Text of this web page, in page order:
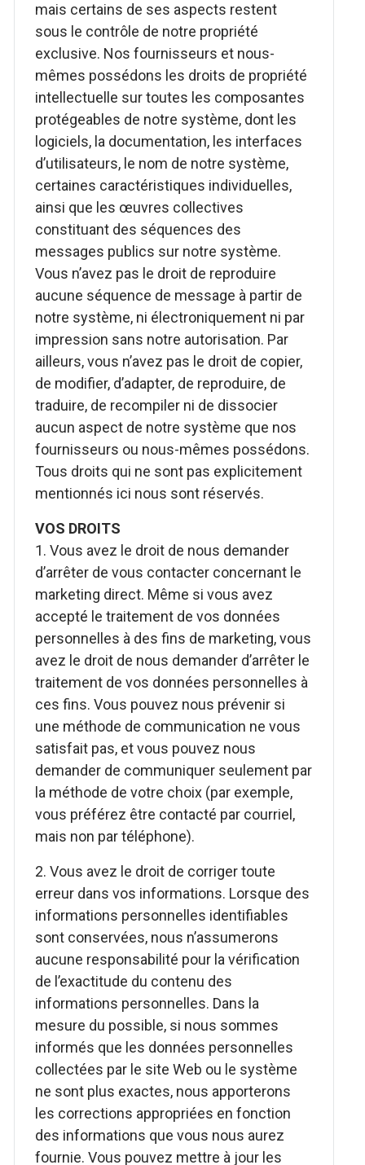
mais certains de ses aspects restent
sous le contrôle de notre propriété
exclusive. Nos fournisseurs et nous-
mêmes possédons les droits de propriété
intellectuelle sur toutes les composantes
protégeables de notre système, dont les
logiciels, la documentation, les interfaces
d’utilisateurs, le nom de notre système,
certaines caractéristiques individuelles,
ainsi que les œuvres collectives
constituant des séquences des
messages publics sur notre système.
Vous n’avez pas le droit de reproduire
aucune séquence de message à partir de
notre système, ni électroniquement ni par
impression sans notre autorisation. Par
ailleurs, vous n’avez pas le droit de copier,
de modifier, d’adapter, de reproduire, de
traduire, de recompiler ni de dissocier
aucun aspect de notre système que nos
fournisseurs ou nous-mêmes possédons.
Tous droits qui ne sont pas explicitement
mentionnés ici nous sont réservés.
VOS DROITS
1. Vous avez le droit de nous demander
d’arrêter de vous contacter concernant le
marketing direct. Même si vous avez
accepté le traitement de vos données
personnelles à des fins de marketing, vous
avez le droit de nous demander d’arrêter le
traitement de vos données personnelles à
ces fins. Vous pouvez nous prévenir si
une méthode de communication ne vous
satisfait pas, et vous pouvez nous
demander de communiquer seulement par
la méthode de votre choix (par exemple,
vous préférez être contacté par courriel,
mais non par téléphone).
2. Vous avez le droit de corriger toute
erreur dans vos informations. Lorsque des
informations personnelles identifiables
sont conservées, nous n’assumerons
aucune responsabilité pour la vérification
de l’exactitude du contenu des
informations personnelles. Dans la
mesure du possible, si nous sommes
informés que les données personnelles
collectées par le site Web ou le système
ne sont plus exactes, nous apporterons
les corrections appropriées en fonction
des informations que vous nous aurez
fournie. Vous pouvez mettre à jour les